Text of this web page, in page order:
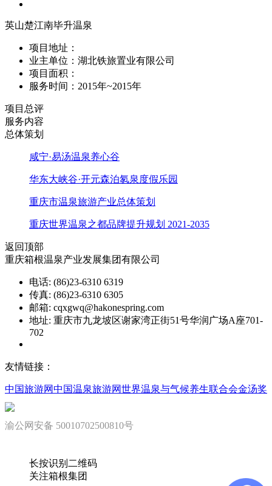
英山楚江南毕升温泉
项目地址：
业主单位：湖北铁旅置业有限公司
项目面积：
服务时间：2015年~2015年
项目总评
服务内容
总体策划
咸宁·易汤温泉养心谷
华东大峡谷·开元森泊氡泉度假乐园
重庆市温泉旅游产业总体策划
重庆世界温泉之都品牌提升规划 2021-2035
返回顶部
重庆箱根温泉产业发展集团有限公司
电话: (86)23-6310 6319
传真: (86)23-6310 6305
邮箱: cqxgwq@hakonespring.com
地址: 重庆市九龙坡区谢家湾正街51号华润广场A座701-
702
友情链接：
中国旅游网中国温泉旅游网世界温泉与气候养生联合会金汤奖
渝公网安备 50010702500810号
长按识别二维码
关注箱根集团